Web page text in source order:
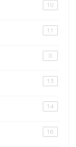
10
11
8
13
14
16